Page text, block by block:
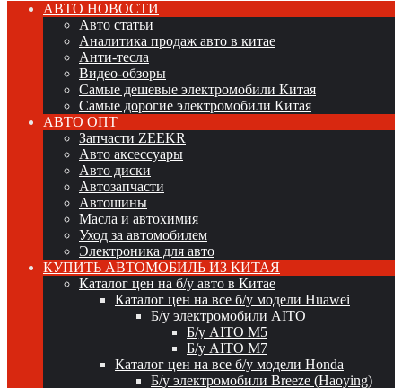
АВТО НОВОСТИ
Авто статьи
Аналитика продаж авто в китае
Анти-тесла
Видео-обзоры
Самые дешевые электромобили Китая
Самые дорогие электромобили Китая
АВТО ОПТ
Запчасти ZEEKR
Авто аксессуары
Авто диски
Автозапчасти
Автошины
Масла и автохимия
Уход за автомобилем
Электроника для авто
КУПИТЬ АВТОМОБИЛЬ ИЗ КИТАЯ
Каталог цен на б/у авто в Китае
Каталог цен на все б/у модели Huawei
Б/у электромобили AITO
Б/у AITO M5
Б/у AITO M7
Каталог цен на все б/у модели Honda
Б/у электромобили Breeze (Haoying)